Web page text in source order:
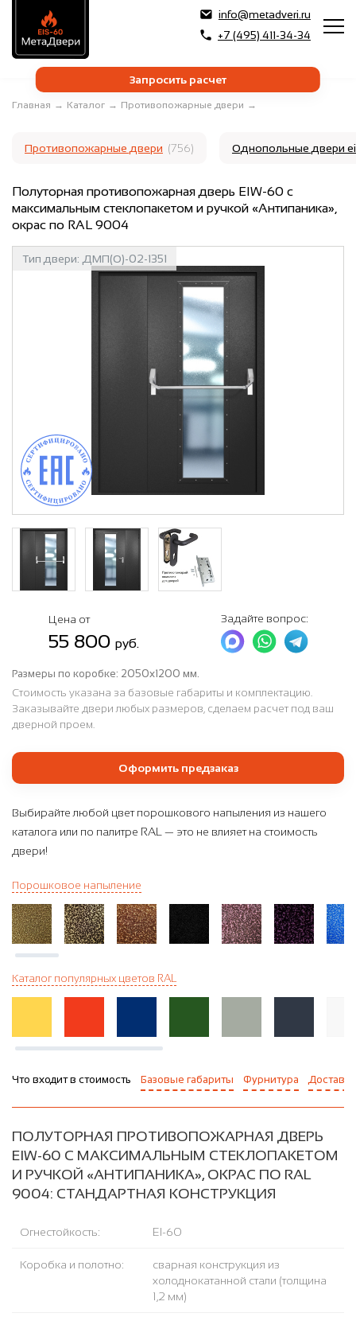
info@metadveri.ru
+7 (495) 411-34-34
Запросить расчет
Главная → Каталог → Противопожарные двери →
Противопожарные двери (756) Однопольные двери
Полуторная противопожарная дверь EIW-60 с
максимальным стеклопакетом и ручкой «Антипаника»,
окрас по RAL 9004
Тип двери: ДМП(О)-02-1351
Цена от
55 800 руб.
Задайте вопрос:
Размеры по коробке: 2050х1200 мм.
Стоимость указана за базовые габариты и комплектацию.
Заказывайте двери любых размеров, сделаем расчет под ваш
дверной проем.
Оформить предзаказ
Выбирайте любой цвет порошкового напыления из нашего
каталога или по палитре RAL — это не влияет на стоимость
двери!
Порошковое напыление
Каталог популярных цветов RAL
Что входит в стоимость Базовые габариты Фурнитура Доставка
ПОЛУТОРНАЯ ПРОТИВОПОЖАРНАЯ ДВЕРЬ
EIW-60 С МАКСИМАЛЬНЫМ СТЕКЛОПАКЕТОМ
И РУЧКОЙ «АНТИПАНИКА», ОКРАС ПО RAL
9004: СТАНДАРТНАЯ КОНСТРУКЦИЯ
Огнестойкость: EI-60
Коробка и полотно:
сварная конструкция из
холоднокатанной стали (толщина
1,2 мм)